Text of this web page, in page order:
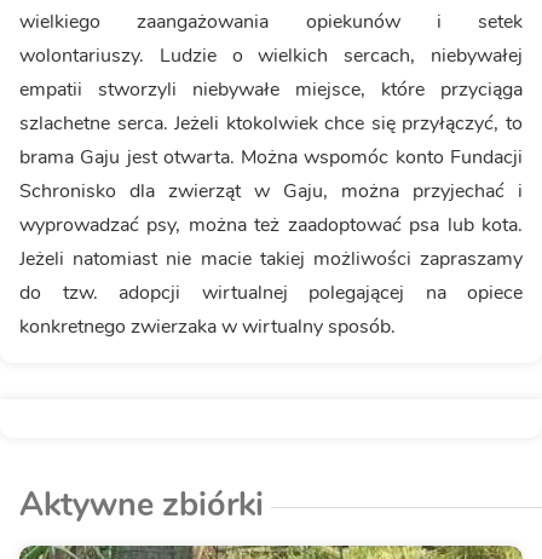
wielkiego zaangażowania opiekunów i setek
wolontariuszy. Ludzie o wielkich sercach, niebywałej
empatii stworzyli niebywałe miejsce, które przyciąga
szlachetne serca. Jeżeli ktokolwiek chce się przyłączyć, to
brama Gaju jest otwarta. Można wspomóc konto Fundacji
Schronisko dla zwierząt w Gaju, można przyjechać i
wyprowadzać psy, można też zaadoptować psa lub kota.
Jeżeli natomiast nie macie takiej możliwości zapraszamy
do tzw. adopcji wirtualnej polegającej na opiece
konkretnego zwierzaka w wirtualny sposób.
Aktywne zbiórki